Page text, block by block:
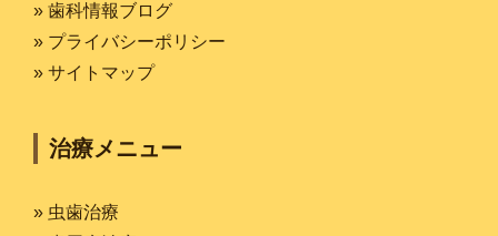
» 歯科情報ブログ
» プライバシーポリシー
» サイトマップ
治療メニュー
» 虫歯治療